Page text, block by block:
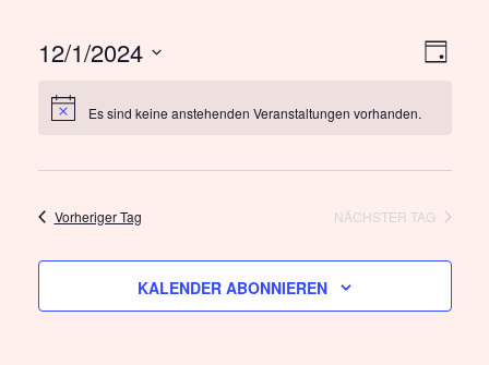
TAG
12/1/2024
wählen.Es sind keine anstehenden Veranstaltungen vorhanden.
Vorheriger Tag NÄCHSTER TAG
KALENDER ABONNIEREN